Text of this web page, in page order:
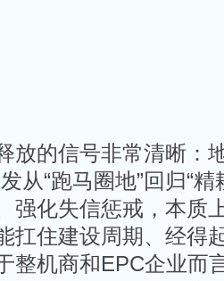
放的信号非常清晰：
从“跑马圈地”回归“
强化失信惩戒，本质
扛住建设周期、经得
整机商和EPC企业而